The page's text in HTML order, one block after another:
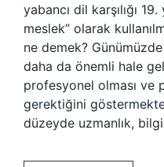
yabancı dil karşılığı
meslek” olarak
ne demek?
daha da önemli hale
profesyonel olması ve
gerektiğini
düzeyde uzmanlık,